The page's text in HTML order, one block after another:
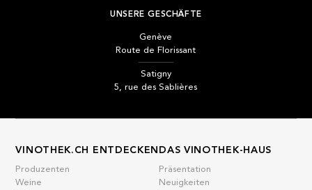
UNSERE GESCHÄFTE
Genève
Route de Florissant
Satigny
5, rue des Sablières
VINOTHEK.CH ENTDECKEN
Produzenten
Weine
DAS VINOTHEK-HAUS
Präsentation
Neuigkeiten